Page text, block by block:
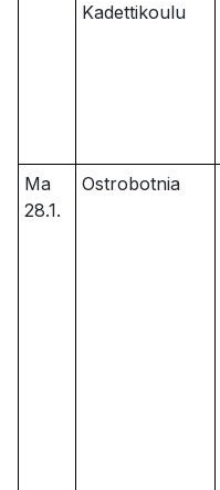
Kadettikoulu
Ma
28.1.
Ostrobotnia